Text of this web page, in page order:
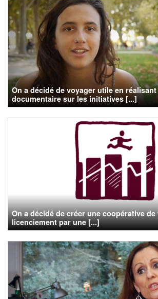
On a décidé de voyager utile en
documentaire sur les initiatives [...]
On a décidé de créer une coopérative
licenciement par une [...]